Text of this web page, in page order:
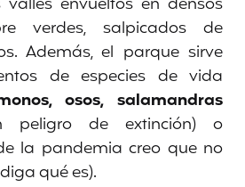
verdes, salpicados de
Además, el parque sirve
de especies de vida
osos, salamandras
peligro de extinción) o
la pandemia creo que no
qué es).